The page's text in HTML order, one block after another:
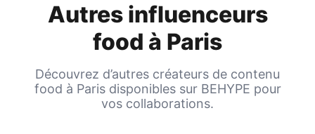
Autres influenceurs
food à Paris
Découvrez d’autres créateurs de contenu
food à Parisdisponibles sur BEHYPE pour
vos collaborations.